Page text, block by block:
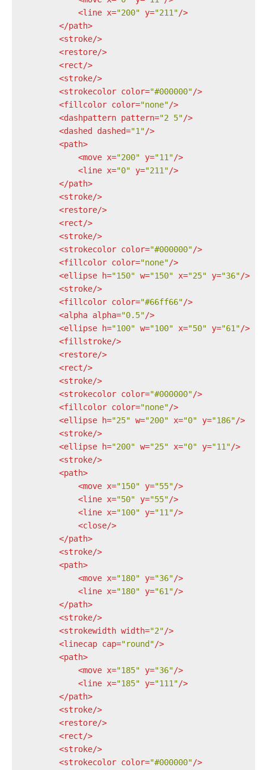
<line x="200" y="211"/>
</path>
<stroke/>
<restore/>
<rect/>
<stroke/>
<strokecolor color="#000000"/>
<fillcolor color="none"/>
<dashpattern pattern="2 5"/>
<dashed dashed="1"/>
<path>
<move x="200" y="11"/>
<line x="0" y="211"/>
</path>
<stroke/>
<restore/>
<rect/>
<stroke/>
<strokecolor color="#000000"/>
<fillcolor color="none"/>
<ellipse h="150" w="150" x="25" y="36"/>
<stroke/>
<fillcolor color="#66ff66"/>
<alpha alpha="0.5"/>
<ellipse h="100" w="100" x="50" y="61"/>
<fillstroke/>
<restore/>
<rect/>
<stroke/>
<strokecolor color="#000000"/>
<fillcolor color="none"/>
<ellipse h="25" w="200" x="0" y="186"/>
<stroke/>
<ellipse h="200" w="25" x="0" y="11"/>
<stroke/>
<path>
<move x="150" y="55"/>
<line x="50" y="55"/>
<line x="100" y="11"/>
<close/>
</path>
<stroke/>
<path>
<move x="180" y="36"/>
<line x="180" y="61"/>
</path>
<stroke/>
<strokewidth width="2"/>
<linecap cap="round"/>
<path>
<move x="185" y="36"/>
<line x="185" y="111"/>
</path>
<stroke/>
<restore/>
<rect/>
<stroke/>
<strokecolor color="#000000"/>